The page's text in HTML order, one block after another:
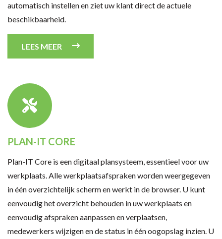
automatisch instellen en ziet uw klant direct de actuele
beschikbaarheid.
LEES MEER
PLAN-IT CORE
Plan-IT Core is een digitaal plansysteem, essentieel voor uw
werkplaats. Alle werkplaatsafspraken worden weergegeven
in één overzichtelijk scherm en werkt in de browser. U kunt
eenvoudig het overzicht behouden in uw werkplaats en
eenvoudig afspraken aanpassen en verplaatsen,
medewerkers wijzigen en de status in één oogopslag inzien. U